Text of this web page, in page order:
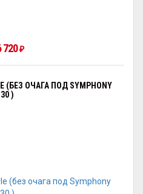
720 ₽
(БЕЗ ОЧАГА ПОД SYMPHONY
30 )